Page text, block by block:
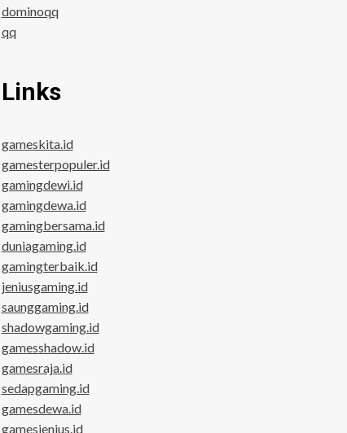
dominoqq
qq
Links
gameskita.id
gamesterpopuler.id
gamingdewi.id
gamingdewa.id
gamingbersama.id
duniagaming.id
gamingterbaik.id
jeniusgaming.id
saunggaming.id
shadowgaming.id
gamesshadow.id
gamesraja.id
sedapgaming.id
gamesdewa.id
gamesjenius.id